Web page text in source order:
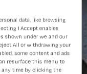
data, like browsing
I Accept enables
shown under we and our
All or withdrawing your
some content and ads
resurface this menu to
time by clicking the